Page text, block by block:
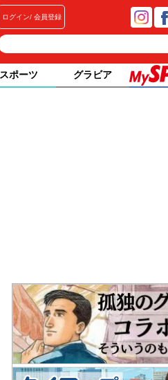
ログイン 会員登録
スポーツ グラビア